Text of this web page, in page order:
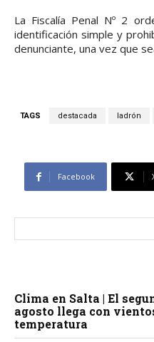
La Fiscalía Penal Nº 2
identificación simple y
denunciante, una vez que
TAGS destacada ladrón
Facebook
Clima en Salta | El
agosto llega con
temperatura